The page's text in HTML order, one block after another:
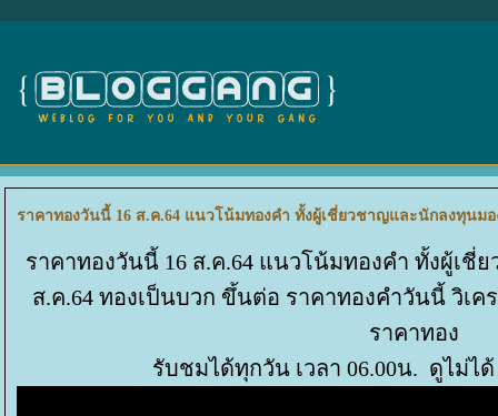
ราคาทองวันนี้ 16 ส.ค.64 แนวโน้มทองคำ ทั้งผู้เชี่ยวชาญและนักลงทุนมอ
ราคาทองวันนี้ 16 ส.ค.64 แนวโน้มทองคำ ทั้งผู้เชี่
ส.ค.64 ทองเป็นบวก ขึ้นต่อ ราคาทองคำวันนี้ วิเค
ราคาทอง
รับชมได้ทุกวัน เวลา 06.00น. ดูไม่ไ